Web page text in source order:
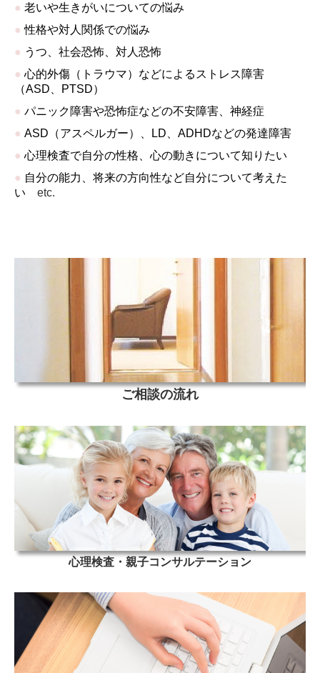
● 老いや生きがいについての悩み
● 性格や対人関係での悩み
● うつ、社会恐怖、対人恐怖
● 心的外傷（トラウマ）などによるストレス障害
（ASD、PTSD）
● パニック障害や恐怖症などの不安障害、神経症
● ASD（アスペルガー）、LD、ADHDなどの発達障害
● 心理検査で自分の性格、心の動きについて知りたい
● 自分の能力、将来の方向性など自分について考えた
い etc.
ご相談の流れ
心理検査・親子コンサルテーション